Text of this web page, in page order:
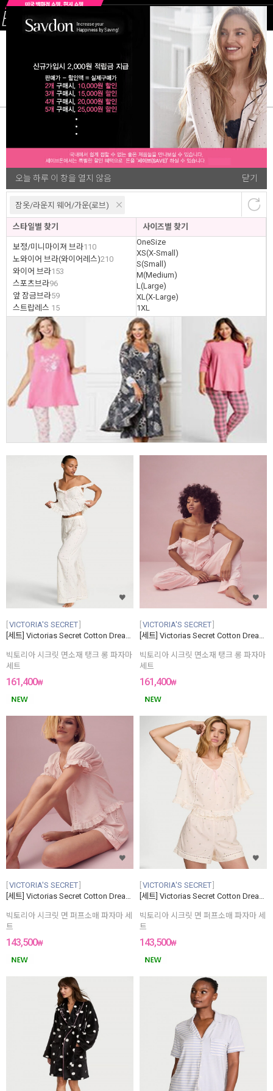
오늘 하루 이 창을 열지 않음 닫기
여성잠옷&가운 빅사이즈여성속옷 빅사이즈섹시란제리&
잠옷/라운지 웨어/가운(로브)
스타일별 찾기
보정/미니마이져 브라110
노와이어 브라(와이어레스)210
와이어 브라153
스포츠브라96
앞 잠금브라59
스트랍레스 15
브라/ 팬티 세트
팬티66
보정속옷56
잠옷/라운지 웨어/가운(로브)
운동복
사이즈별 찾기
OneSize
XS(X-Small)
S(Small)
M(Medium)
L(Large)
XL(X-Large)
1XL
2XL
3XL
4XL
5XL
6XL
47개
VICTORIA'S SECRET
[세트] Victorias Secret Cotton Dream Tank Long Pajama Set
빅토리아 시크릿 면소재 탱크 롱 파자마
세트
161,400₩
VICTORIA'S SECRET
[세트] Victorias Secret Cotton Dream Tank Long Pajama Set
빅토리아 시크릿 면소재 탱크 롱 파자마
세트
161,400₩
VICTORIA'S SECRET
빅토리아 시크릿 면 퍼프소매 파자마 세
트
143,500₩
VICTORIA'S SECRET
빅토리아 시크릿 면 퍼프소매 파자마 세
트
143,500₩